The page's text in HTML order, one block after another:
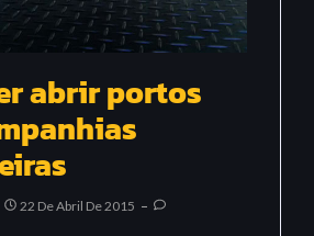
abrir portos
22 De Abril De 2015